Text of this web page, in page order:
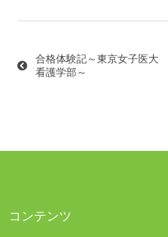
稿
ビ
ン
合格体験記～東京女子医大
看護学部～
コンテンツ